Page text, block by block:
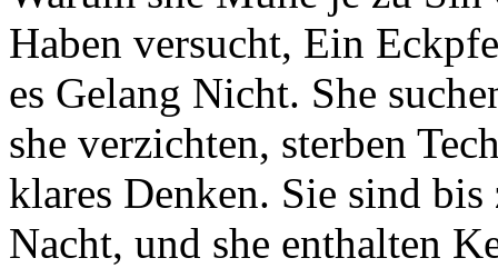
Haben versucht, Ein
es Gelang Nicht. She
she verzichten, sterben
klares Denken. Sie sind
Nacht, und she enthalten